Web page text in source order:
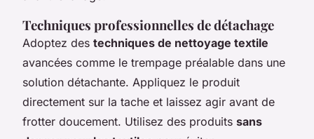
Techniques professionnelles de détachage
Adoptez des techniques de nettoyage textile
avancées comme le trempage préalable dans une
solution détachante. Appliquez le produit
directement sur la tache et laissez agir avant de
frotter doucement. Utilisez des produits sans